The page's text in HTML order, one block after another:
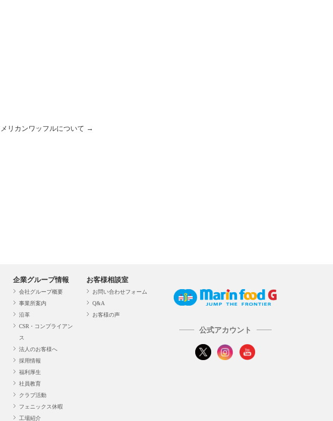
リカンワッフルについて →
企業グループ情報
会社グループ概要
事業所案内
沿革
CSR・コンプライアン
ス
法人のお客様へ
採用情報
福利厚生
社員教育
クラブ活動
フェニックス休暇
工場紹介
お客様相談室
お問い合わせフォーム
Q&A
お客様の声
公式アカウント